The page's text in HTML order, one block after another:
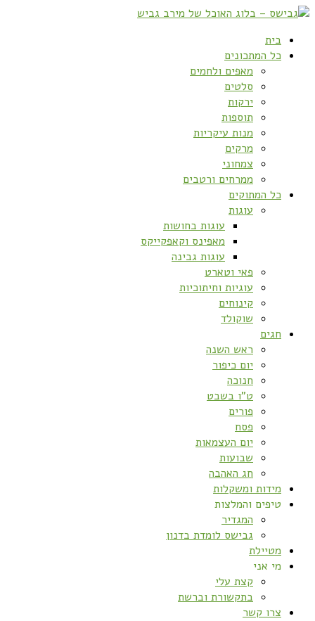
בית
כל המתכונים
מאפים ולחמים
סלטים
ירקות
תוספות
מנות עיקריות
מרקים
צמחוני
ממרחים ורטבים
כל המתוקים
עוגות
עוגות בחושות
מאפינס וקאפקייקס
עוגות גבינה
פאי וטארט
עוגיות וחיתוכיות
קינוחים
שוקולד
חגים
ראש השנה
יום כיפור
חנוכה
ט”ו בשבט
פורים
פסח
יום העצמאות
שבועות
חג האהבה
מידות ומשקלות
טיפים והמלצות
המגדיר
גבישס לומדת בדנון
מטיילת
מי אני
קצת עלי
בתקשורת וברשת
צרו קשר